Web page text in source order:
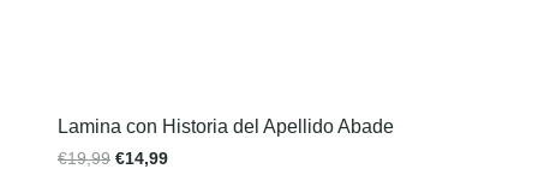
Lamina con Historia del Apellido Abade
€19,99 €14,99